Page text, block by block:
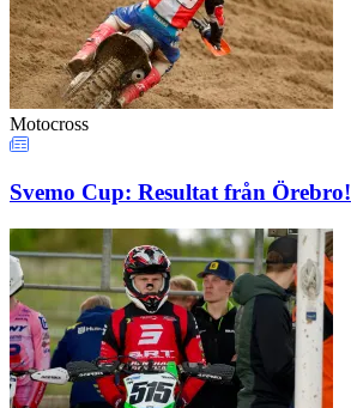
Motocross
Svemo Cup: Resultat från Örebro!